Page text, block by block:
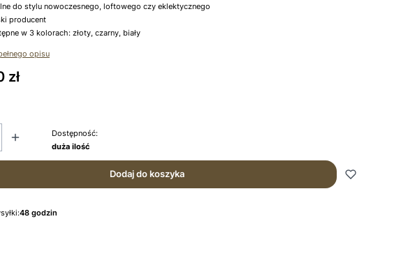
do stylu nowoczesnego, loftowego czy eklektycznego
producent
w 3 kolorach: złoty, czarny, biały
opisu
zł
Dostępność:
duża ilość
Dodaj do koszyka
48 godzin